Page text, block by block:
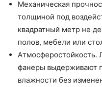
Механическая
толщиной под
квадратный метр не
полов, мебели или
фанеры выдерживают
влажности без